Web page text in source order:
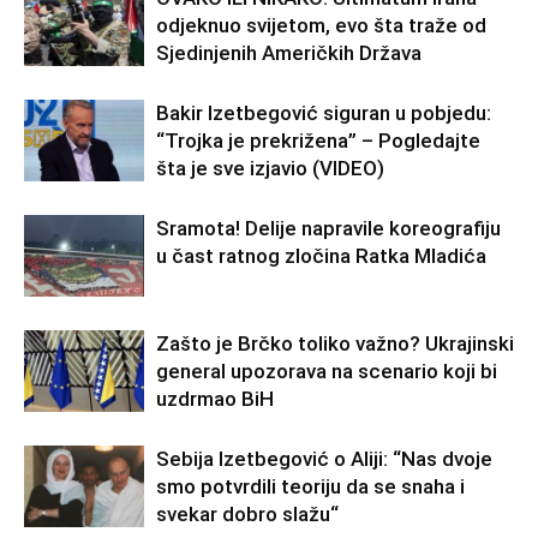
odjeknuo svijetom, evo šta traže od
Sjedinjenih Američkih Država
Bakir Izetbegović siguran u pobjedu:
“Trojka je prekrižena” – Pogledajte
šta je sve izjavio (VIDEO)
Sramota! Delije napravile koreografiju
u čast ratnog zločina Ratka Mladića
Zašto je Brčko toliko važno? Ukrajinski
general upozorava na scenario koji bi
uzdrmao BiH
Sebija Izetbegović o Aliji: “Nas dvoje
smo potvrdili teoriju da se snaha i
svekar dobro slažu“